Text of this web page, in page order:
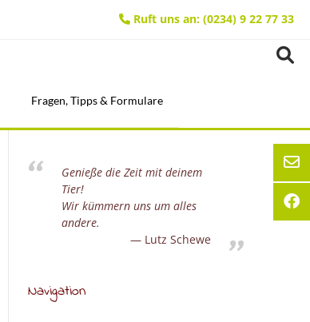
Ruft uns an: (0234) 9 22 77 33
Fragen, Tipps & Formulare
Genieße die Zeit mit deinem
Tier!
Wir kümmern uns um alles
andere.
Lutz Schewe
Navigation